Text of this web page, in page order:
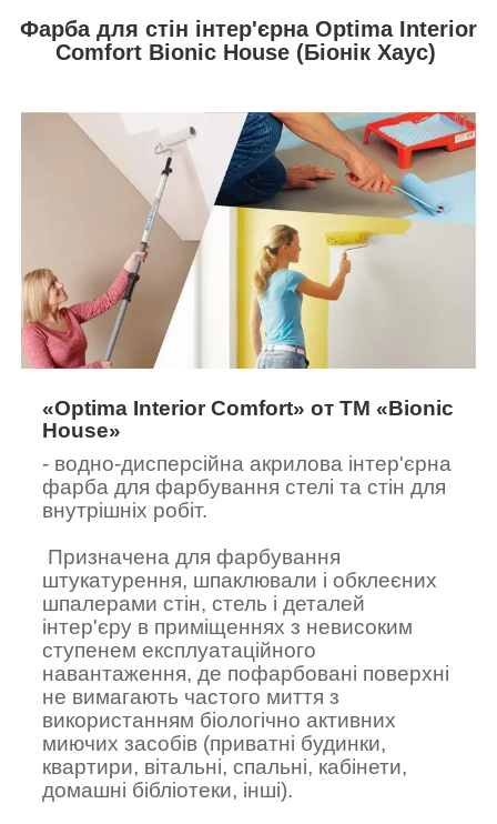
Фарба для стін інтер'єрна Optima Interior
Comfort Bionic House (Біонік Хаус)
«Optima Interior Comfort» от ТМ «Bionic
House»
- водно-дисперсійна акрилова інтер'єрна
фарба для фарбування стелі та стін для
внутрішніх робіт.
Призначена для фарбування
штукатурення, шпаклювали і обклеєних
шпалерами стін, стель і деталей
інтер'єру в приміщеннях з невисоким
ступенем експлуатаційного
навантаження, де пофарбовані поверхні
не вимагають частого миття з
використанням біологічно активних
миючих засобів (приватні будинки,
квартири, вітальні, спальні, кабінети,
домашні бібліотеки, інші).